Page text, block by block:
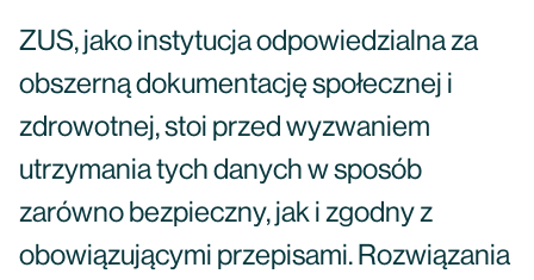
ZUS, jako instytucja odpowiedzialna za
obszerną dokumentację społecznej i
zdrowotnej, stoi przed wyzwaniem
utrzymania tych danych w sposób
zarówno bezpieczny, jak i zgodny z
obowiązującymi przepisami. Rozwiązania